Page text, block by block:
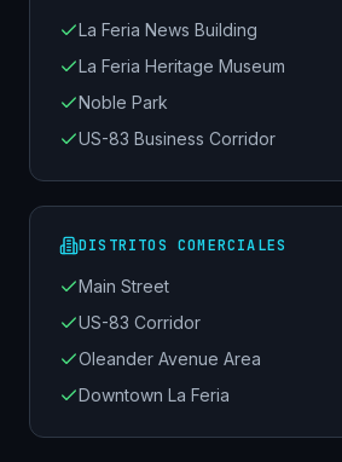
La Feria News Building
La Feria Heritage Museum
Noble Park
US-83 Business Corridor
DISTRITOS COMERCIALES
Main Street
US-83 Corridor
Oleander Avenue Area
Downtown La Feria